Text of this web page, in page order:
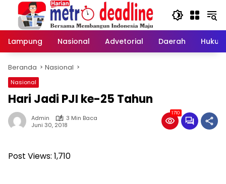
Langsung
konten
Lampung
Nasional Advetorial Daerah Hukum
Beranda Nasional
Nasional
Hari Jadi PJI ke-25 Tahun
Admin
3 Min Baca
Juni 30, 2018
1710
Post Views: 1,710